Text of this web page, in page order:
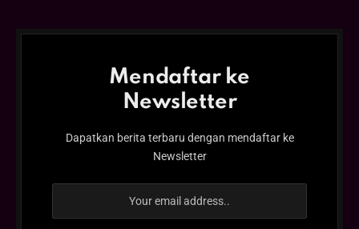
Mendaftar ke
Newsletter
Dapatkan berita terbaru dengan mendaftar ke
Newsletter